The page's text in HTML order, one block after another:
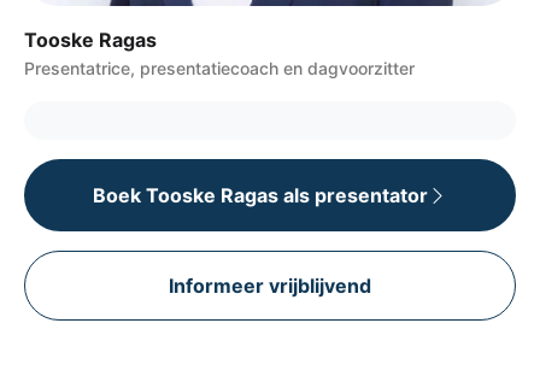
Tooske Ragas
Presentatrice, presentatiecoach en dagvoorzitter
Boek Tooske Ragas als presentator
Informeer vrijblijvend